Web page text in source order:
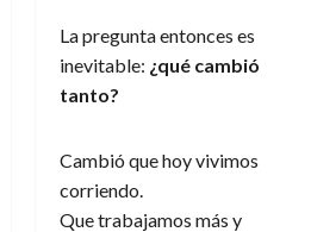
La pregunta entonces es
inevitable: ¿qué cambió
tanto?
Cambió que hoy vivimos
corriendo.
Que trabajamos más y